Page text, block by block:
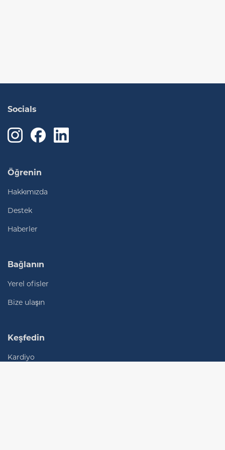
Socials
Öğrenin
Hakkımızda
Destek
Haberler
Bağlanın
Yerel ofisler
Bize ulaşın
Keşfedin
Kardiyo